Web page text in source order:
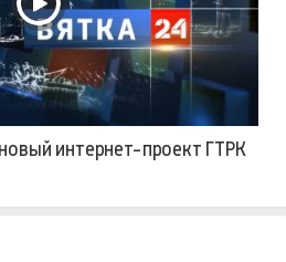
интернет-проект ГТРК